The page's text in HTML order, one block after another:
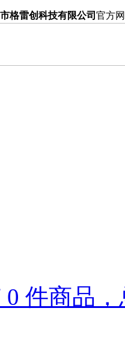
格雷创科技有限公司 官方
件商品